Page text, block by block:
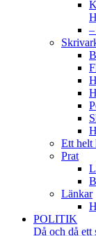
Ett helt
Prat
Länkar
POLITIK
Då och då ett